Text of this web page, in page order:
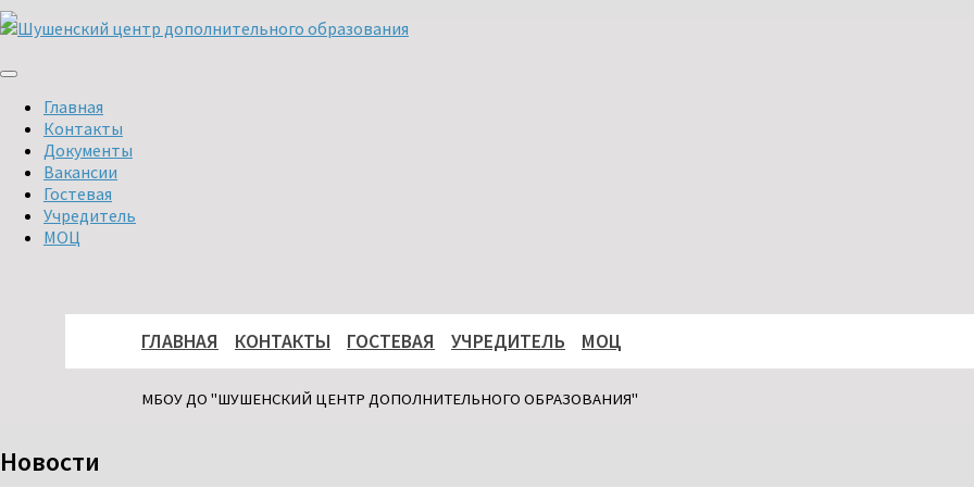
Перейти
содержимому
Главная
Контакты
Документы
Вакансии
Гостевая
Учредитель
МОЦ
ГЛАВНАЯ КОНТАКТЫ ГОСТЕВАЯ УЧРЕДИТЕЛЬ МОЦ
МБОУ ДО "ШУШЕНСКИЙ ЦЕНТР ДОПОЛНИТЕЛЬНОГО ОБРАЗОВАНИЯ"
Новости